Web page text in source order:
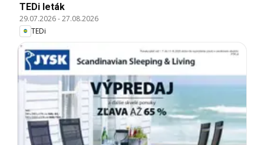
TEDi leták
29.07.2026-27.08.2026
TEDi